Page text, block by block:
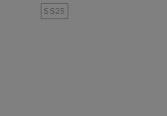
SS25